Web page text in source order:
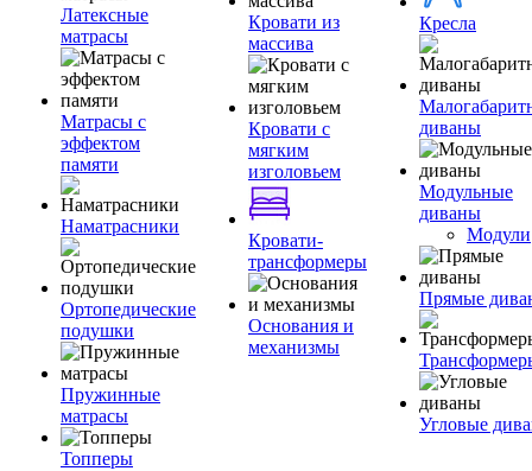
Латексные
матрасы
Матрасы с
эффектом
памяти
Наматрасники
Ортопедические
подушки
Пружинные
матрасы
Топперы
Кровати из
массива
Кровати с
мягким
изголовьем
Кровати-
трансформеры
Основания и
механизмы
Кресла
диваны
Модульные
диваны
Модули
Прямые
Угловые